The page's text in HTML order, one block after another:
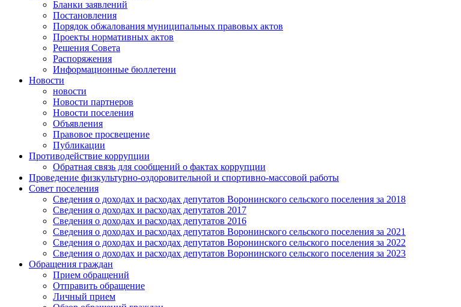
Бланки заявлений
Постановления
Порядок обжалования муниципальных правовых актов
Проекты нормативных актов
Решения Совета
Распоряжения
Информационные бюллетени
Новости
новости
Новости партнеров
Новости поселения
Объявления
Правовое просвещение
Публикации
Противодействие коррупции
Обратная связь для сообщений о фактах коррупции
Проведение физкультурно-оздоровительной и спортивно-массовой работы
Совет поселения
Сведения о доходах и расходах депутатов Воронинского сельского поселения за 2018
Сведения о доходах и расходах депутатов 2017
Сведения о доходах и расходах депутатов 2016
Сведения о доходах и расходах депутатов Воронинского сельского поселения за 2021
Сведения о доходах и расходах депутатов Воронинского сельского поселения за 2022
Сведения о доходах и расходах депутатов Воронинского сельского поселения за 2023
Обращения граждан
Прием обращений
Отправить обращение
Личный прием